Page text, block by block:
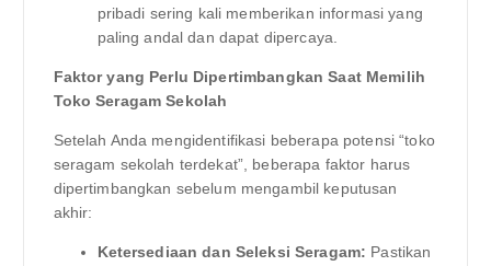
pribadi sering kali memberikan informasi yang
paling andal dan dapat dipercaya.
Faktor yang Perlu Dipertimbangkan Saat Memilih
Toko Seragam Sekolah
Setelah Anda mengidentifikasi beberapa potensi “toko
seragam sekolah terdekat”, beberapa faktor harus
dipertimbangkan sebelum mengambil keputusan
akhir:
Ketersediaan dan Seleksi Seragam: Pastikan